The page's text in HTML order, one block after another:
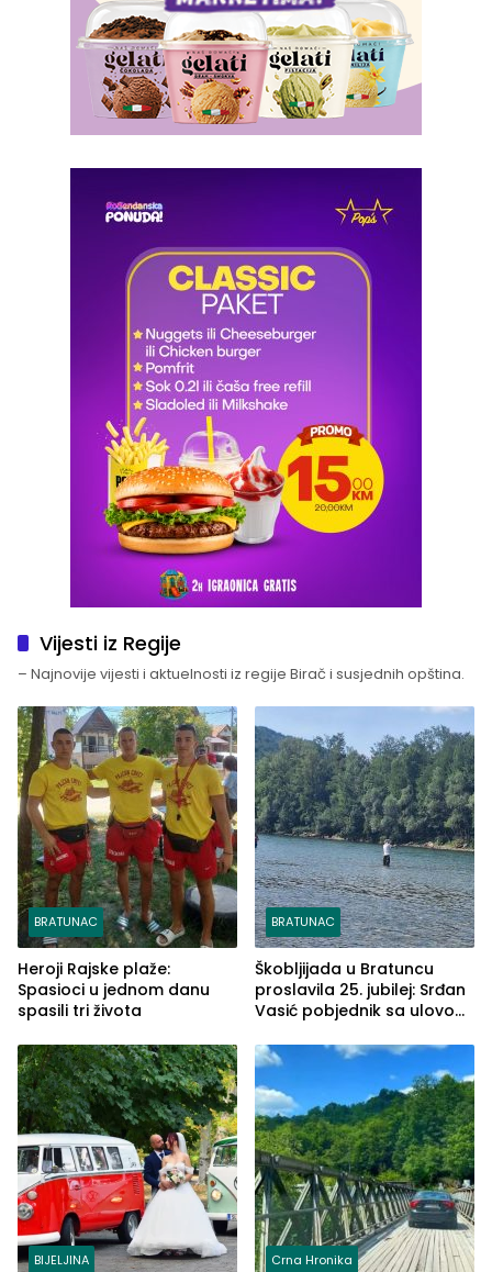
Vijesti iz Regije
– Najnovije vijesti i aktuelnosti iz regije Birač i susjednih opština.
BRATUNAC
Heroji Rajske plaže:
Spasioci u jednom danu
spasili tri života
BRATUNAC
Škobljijada u Bratuncu
proslavila 25. jubilej: Srđan
Vasić pobjednik sa ulovom
BIJELJINA Crna Hronika